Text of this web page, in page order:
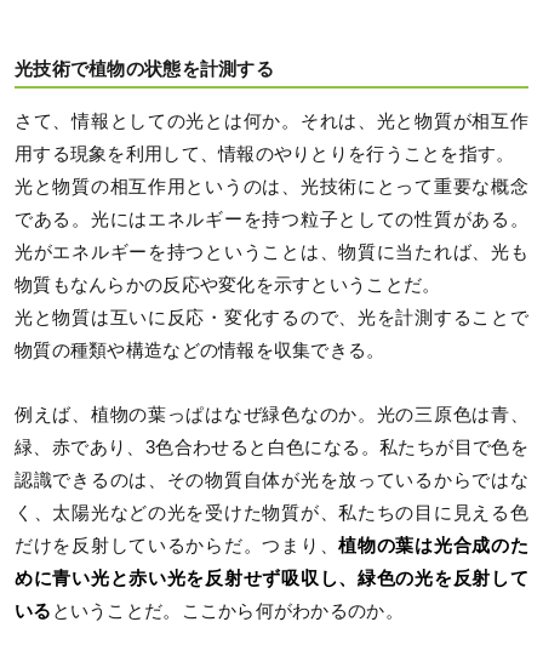
光技術で植物の状態を計測する
さて、情報としての光とは何か。それは、光と物質が相互作
用する現象を利用して、情報のやりとりを行うことを指す。
光と物質の相互作用というのは、光技術にとって重要な概念
である。光にはエネルギーを持つ粒子としての性質がある。
光がエネルギーを持つということは、物質に当たれば、光も
物質もなんらかの反応や変化を示すということだ。
光と物質は互いに反応・変化するので、光を計測することで
物質の種類や構造などの情報を収集できる。
例えば、植物の葉っぱはなぜ緑色なのか。光の三原色は青、
緑、赤であり、3色合わせると白色になる。私たちが目で色を
認識できるのは、その物質自体が光を放っているからではな
く、太陽光などの光を受けた物質が、私たちの目に見える色
だけを反射しているからだ。つまり、植物の葉は光合成のた
めに青い光と赤い光を反射せず吸収し、緑色の光を反射して
いる ということだ。ここから何がわかるのか。